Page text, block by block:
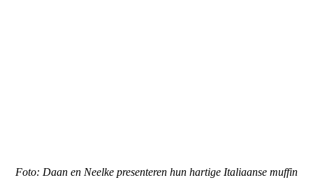
Foto: Daan en Neelke presenteren hun hartige Italiaanse muffin